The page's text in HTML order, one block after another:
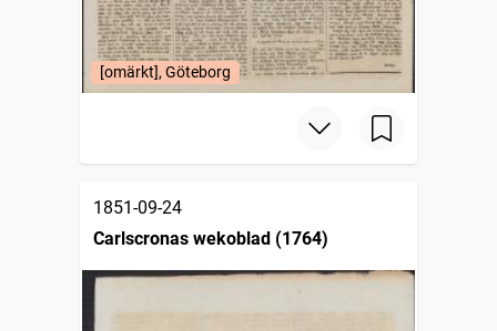
[omärkt], Göteborg
1851-09-24
Carlscronas wekoblad (1764)